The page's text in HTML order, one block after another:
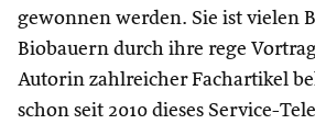
gewonnen werden. Sie ist vielen
Biobauern durch ihre rege
Autorin zahlreicher Fachartikel
schon seit 2010 dieses Service-